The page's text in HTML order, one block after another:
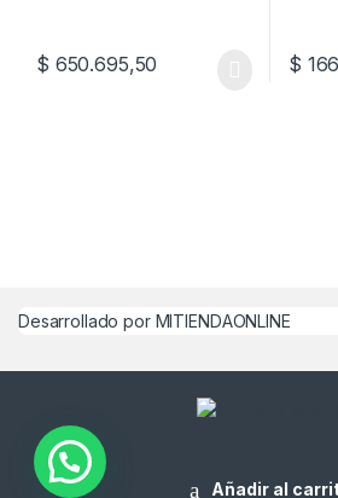
Añadir al
$ 650.695,50 $
Desarrollado por MITIENDAONLINE
03385 -